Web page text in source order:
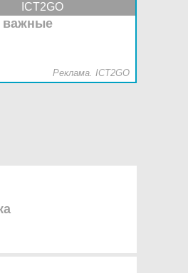
ICT2GO
важные
Реклама. ICT2GO